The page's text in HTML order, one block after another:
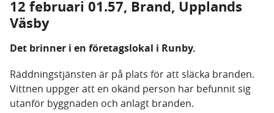
12 februari 01.57, Brand, Upplands
Väsby
Det brinner i en företagslokal i Runby.
Räddningstjänsten är på plats för att släcka branden.
Vittnen uppger att en okänd person har befunnit sig
utanför byggnaden och anlagt branden.